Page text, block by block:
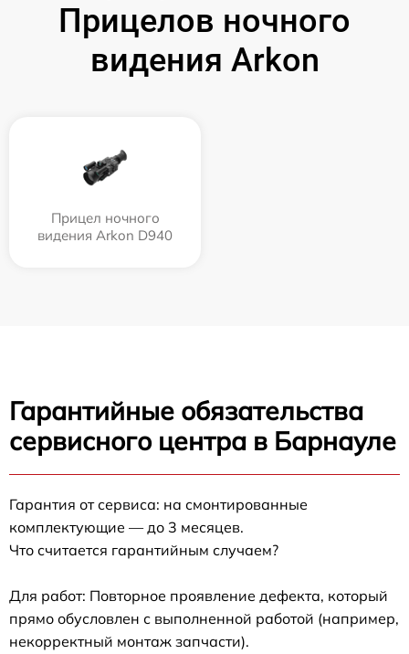
Прицелов ночного
видения Arkon
Прицел ночного
видения Arkon D940
Гарантийные обязательства
сервисного центра в Барнауле
Гарантия от сервиса: на смонтированные
комплектующие — до 3 месяцев.
Что считается гарантийным случаем?
Для работ: Повторное проявление дефекта, который
прямо обусловлен с выполненной работой (например,
некорректный монтаж запчасти).